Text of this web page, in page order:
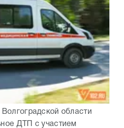
области
ДТП с участием